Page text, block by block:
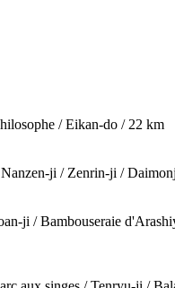
/ Eikan-do / 22 km
ji / Zenrin-ji /
ji / Bambouseraie